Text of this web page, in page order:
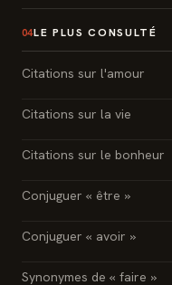
04LE PLUS CONSULTÉ
Citations sur l'amour
Citations sur la vie
Citations sur le bonheur
Conjuguer « être »
Conjuguer « avoir »
Synonymes de « faire »